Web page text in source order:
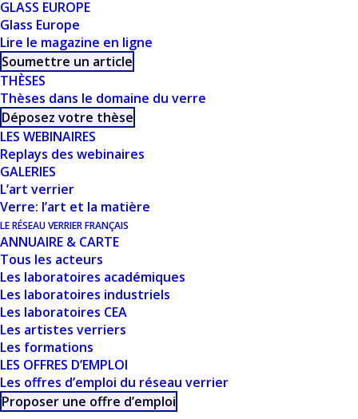
GLASS EUROPE
Glass Europe
Lire le magazine en ligne
Soumettre un article
THÈSES
Thèses dans le domaine du verre
Déposez votre thèse
LES WEBINAIRES
Replays des webinaires
GALERIES
L’art verrier
Verre: l’art et la matière
LE RÉSEAU VERRIER FRANÇAIS
ANNUAIRE & CARTE
Tous les acteurs
Les laboratoires académiques
Les laboratoires industriels
Les laboratoires CEA
Les artistes verriers
Les formations
LES OFFRES D’EMPLOI
Les offres d’emploi du réseau verrier
Proposer une offre d’emploi
CE DOCUMENT FAIT
PARTIE D'UN
RESSOURCES
PROPOSÉES SUR
NOTRE SITE
USTVERRE.FR
Vous pouvez retrouver toutes nos ressources, les
filtrer, trier et télécharger depuis cette page :